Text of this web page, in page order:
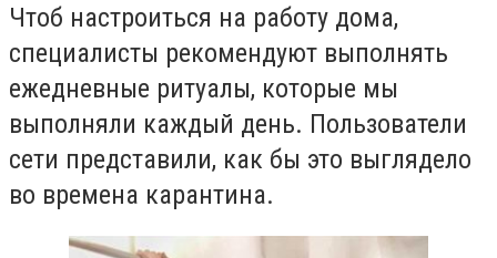
Чтоб настроиться на работу дома,
специалисты рекомендуют выполнять
ежедневные ритуалы, которые мы
выполняли каждый день. Пользователи
сети представили, как бы это выглядело
во времена карантина.